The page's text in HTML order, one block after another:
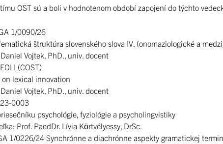
OST sú a boli v hodnotenom období zapojení do týchto
1/0090/26
štruktúra slovenského slova IV. (onomaziologické a
Vojtek, PhD., univ. docent
(COST)
lexical innovation
Vojtek, PhD., univ. docent
0003
psychológie, fyziológie a psycholingvistiky
Prof. PaedDr. Lívia Körtvélyessy, DrSc.
1/0226/24 Synchrónne a diachrónne aspekty gramatickej